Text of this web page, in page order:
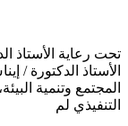
الأستاذ الدكتورة /
المجتمع وتنمية
التنفيذي لم